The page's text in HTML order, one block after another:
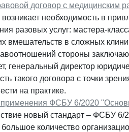
договор с медицинским
необходимость в
разовых услуг: мастера-
вмешательств в сложных
стороны
генеральный директор
такого договора с точки
на практике.
применения ФСБУ 6/2020
новый стандарт – ФСБУ
количество